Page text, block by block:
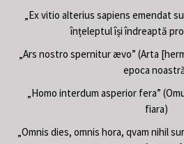
„Ex vitio alterius sapiens emendat
înțeleptul își îndreaptă
„Ars nostro spernitur ævo” (Arta
epoca
„Homo interdum asperior fera”
fiara)
„Omnis dies, omnis hora, qvam nihil